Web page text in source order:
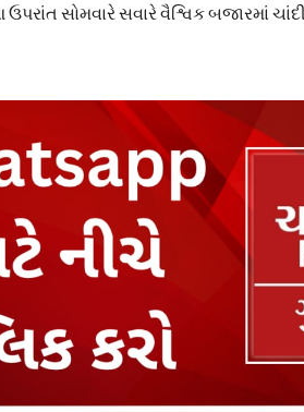
સોમવારે સવારે વૈશ્વિક બજારમાં